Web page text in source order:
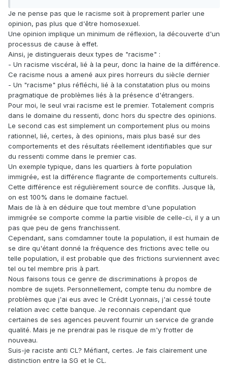
Je ne pense pas que le racisme soit à proprement parler une
opinion, pas plus que d'être homosexuel.
Une opinion implique un minimum de réflexion, la découverte d'un
processus de cause à effet.
Ainsi, je distinguerais deux types de "racisme" :
- Un racisme viscéral, lié à la peur, donc la haine de la différence.
Ce racisme nous a amené aux pires horreurs du siècle dernier
- Un "racisme" plus réfléchi, lié à la constatation plus ou moins
pragmatique de problèmes liés à la présence d'étrangers.
Pour moi, le seul vrai racisme est le premier. Totalement compris
dans le domaine du ressenti, donc hors du spectre des opinions.
Le second cas est simplement un comportement plus ou moins
rationnel, lié, certes, à des opinions, mais plus basé sur des
comportements et des résultats réellement identifiables que sur
du ressenti comme dans le premier cas.
Un exemple typique, dans les quartiers à forte population
immigrée, est la différence flagrante de comportements culturels.
Cette différence est régulièrement source de conflits. Jusque là,
on est 100% dans le domaine factuel.
Mais de là à en déduire que tout membre d'une population
immigrée se comporte comme la partie visible de celle-ci, il y a un
pas que peu de gens franchissent.
Cependant, sans comdamner toute la population, il est humain de
se dire qu'étant donné la fréquence des frictions avec telle ou
telle population, il est probable que des frictions surviennent avec
tel ou tel membre pris à part.
Nous faisons tous ce genre de discriminations à propos de
nombre de sujets. Personnellement, compte tenu du nombre de
problèmes que j'ai eus avec le Crédit Lyonnais, j'ai cessé toute
relation avec cette banque. Je reconnais cependant que
certaines de ses agences peuvent fournir un service de grande
qualité. Mais je ne prendrai pas le risque de m'y frotter de
nouveau.
Suis-je raciste anti CL? Méfiant, certes. Je fais clairement une
distinction entre la SG et le CL.